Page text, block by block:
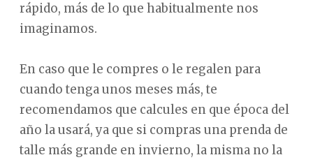
rápido, más de lo que habitualmente nos
imaginamos.
En caso que le compres o le regalen para
cuando tenga unos meses más, te
recomendamos que calcules en que época del
año la usará, ya que si compras una prenda de
talle más grande en invierno, la misma no la